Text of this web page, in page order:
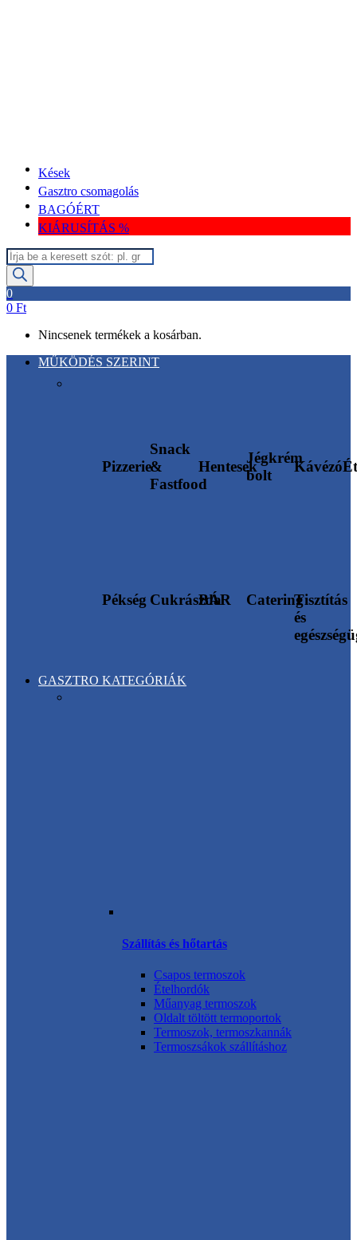
Kések
Gasztro csomagolás
BAGÓÉRT
KIÁRUSÍTÁS %
Termékek
keresése
0
0 Ft
Nincsenek termékek a kosárban.
MŰKÖDÉS SZERINT
Pizzerie
Snack
&
Fastfood
Hentesek
Jégkrém
bolt
Kávézó
Pékség Cukrászda
BÁR CateringTisztítás
és
GASZTRO KATEGÓRIÁK
Szállítás és hőtartás
Csapos termoszok
Ételhordók
Műanyag termoszok
Oldalt töltött termoportok
Termoszok, termoszkannák
Termoszsákok szállításhoz